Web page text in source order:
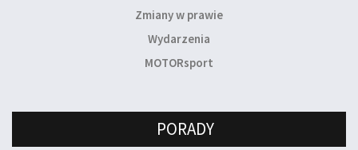
Zmiany w prawie
Wydarzenia
MOTORsport
PORADY